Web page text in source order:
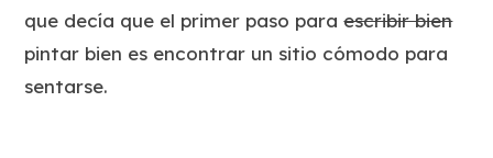
que decía que el primer paso paraescribir bien
pintar bien es encontrar un sitio cómodo para
sentarse.